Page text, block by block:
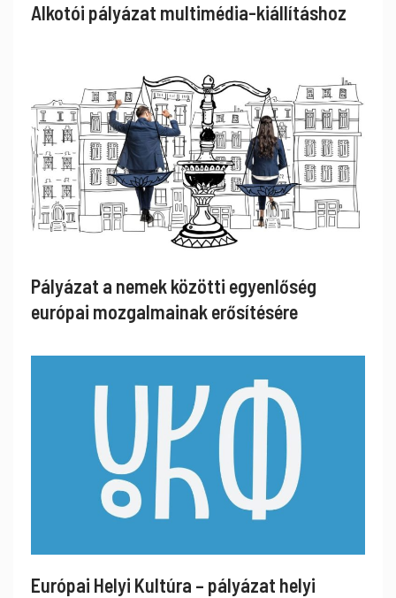
Alkotói pályázat multimédia-kiállításhoz
Pályázat a nemek közötti egyenlőség
európai mozgalmainak erősítésére
Európai Helyi Kultúra – pályázat helyi